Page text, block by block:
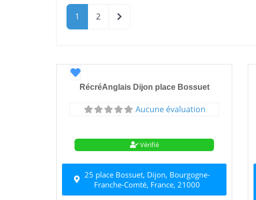
1 2 Older posts
Favori
RécréAnglais Dijon place Bossuet
Aucune évaluation
Vérifié
25 place Bossuet, Dijon, Bourgogne-
Franche-Comté, France, 21000